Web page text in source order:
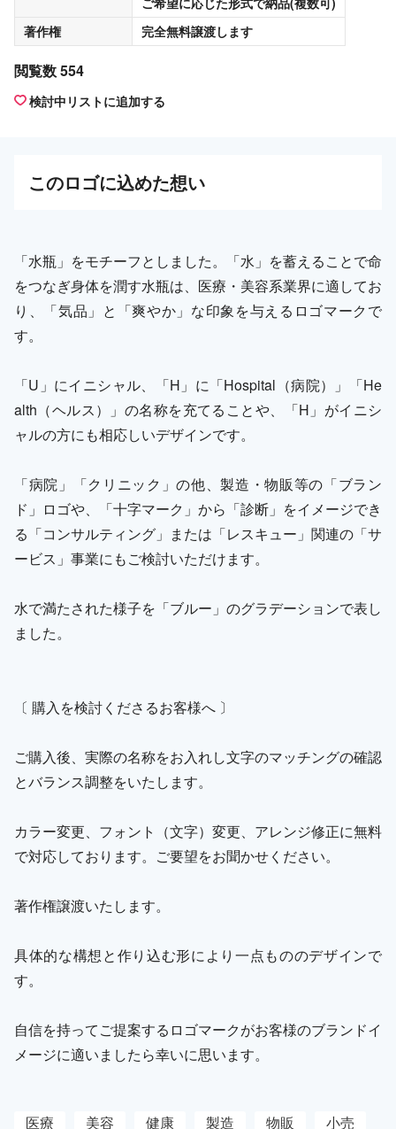
著作権
完全無料譲渡します
閲覧数 554
検討中リストに追加する
このロゴに込めた想い
「水瓶」をモチーフとしました。「水」を蓄えることで命
をつなぎ身体を潤す水瓶は、医療・美容系業界に適してお
り、「気品」と「爽やか」な印象を与えるロゴマークで
す。
「U」にイニシャル、「H」に「Hospital（病院）」「He
alth（ヘルス）」の名称を充てることや、「H」がイニシ
ャルの方にも相応しいデザインです。
「病院」「クリニック」の他、製造・物販等の「ブラン
ド」ロゴや、「十字マーク」から「診断」をイメージでき
る「コンサルティング」または「レスキュー」関連の「サ
ービス」事業にもご検討いただけます。
水で満たされた様子を「ブルー」のグラデーションで表し
ました。
〔 購入を検討くださるお客様へ 〕
ご購入後、実際の名称をお入れし文字のマッチングの確認
とバランス調整をいたします。
カラー変更、フォント（文字）変更、アレンジ修正に無料
で対応しております。ご要望をお聞かせください。
著作権譲渡いたします。
具体的な構想と作り込む形により一点もののデザインで
す。
自信を持ってご提案するロゴマークがお客様のブランドイ
メージに適いましたら幸いに思います。
医療 美容 健康 製造 物販 小売